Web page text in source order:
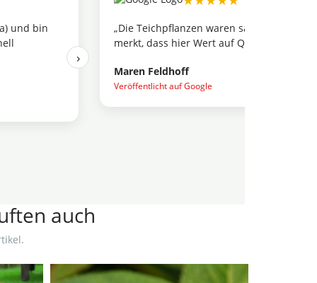
Man
„Ich habe Stauden und Sträucher
Pflanzen wirkten frisch und gesund,
Kian Vogt
›
auch